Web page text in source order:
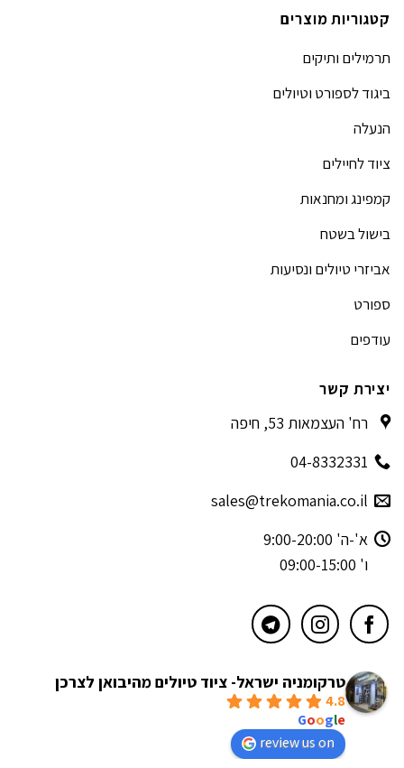
קטגוריות מוצרים
תרמילים ותיקים
ביגוד לספורט וטיולים
הנעלה
ציוד לחיילים
קמפינג ומחנאות
בישול בשטח
אביזרי טיולים ונסיעות
ספורט
עודפים
יצירת קשר
רח' העצמאות 53, חיפה
04-8332331
sales@trekomania.co.il
א'-ה' 9:00-20:00
ו' 09:00-15:00
טרקומניה ישראל- ציוד טיולים מהיבואן לצרכן
4.8
Google
review us on